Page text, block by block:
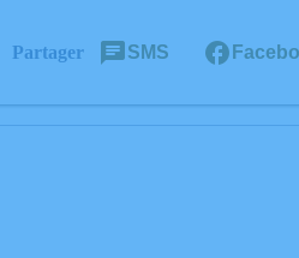
Partager SMS